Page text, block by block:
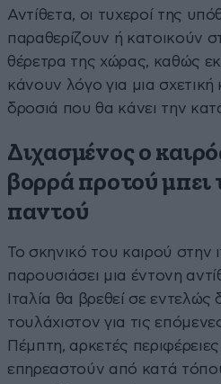
Αντίθετα, οι τυχεροί της
παραθερίζουν ή κατοικούν
θέρετρα της χώρας, καθώς
κάνουν λόγο για μια
δροσιά που θα κάνει την
Διχασμένος ο
βορρά προτού μπει
παντού
Το σκηνικό του καιρού στην
παρουσιάσει μια έντονη
Ιταλία θα βρεθεί σε εντελώς
τουλάχιστον για τις
Πέμπτη, αρκετές
επηρεαστούν από κατά